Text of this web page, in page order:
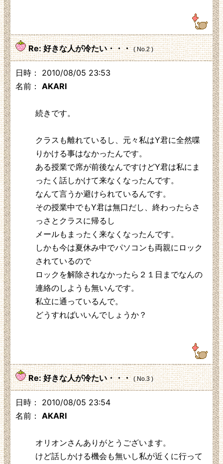
Re: 好きな人が冷たい・・・ ( No.2 )
日時： 2010/08/05 23:53
名前： AKARI
続きです。
クラスも離れているし、元々私はY君に全然喋
りかける事はなかったんです。
ある授業で席が前後なんですけどY君は私にま
ったく話しかけて来なくなったんです。
なんて言うか避けられているんです。
その授業中でもY君は無口だし、終わったらさ
っさとクラスに帰るし
メールもまったく来なくなったんです。
しかも今は夏休み中でパソコンも両親にロック
されているので
ロックを解除されなかったら２１日までなんの
連絡のしようも無いんです。
私立に通っているんで。
どうすればいいんでしょうか？
Re: 好きな人が冷たい・・・ ( No.3 )
日時： 2010/08/05 23:54
名前： AKARI
オリオンさんありがとうございます。
けど話しかける機会も無いし私が近くに行って